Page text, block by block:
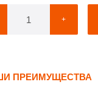
+
ПРЕИМУЩЕСТВА